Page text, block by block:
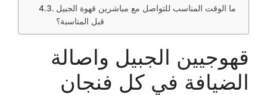
ما الوقت المناسب للتواصل مع مباشرين قهوة الجبيل
قبل المناسبة؟
قهوجيين الجبيل واصالة
الضيافة في كل فنجان